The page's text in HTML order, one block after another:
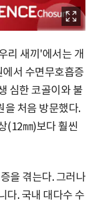
리 새끼'에서는 개
서 수면무호흡증
심한 코골이와 불
을 처음 방문했다.
(12㎜)보다 훨씬
을 겪는다. 그러나
다. 국내 대다수 수